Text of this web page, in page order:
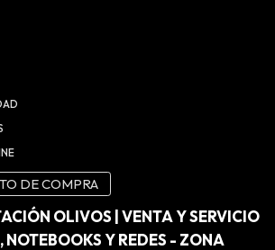
DE COMPRA
OLIVOS | VENTA Y SERVICIO
NOTEBOOKS Y REDES - ZONA